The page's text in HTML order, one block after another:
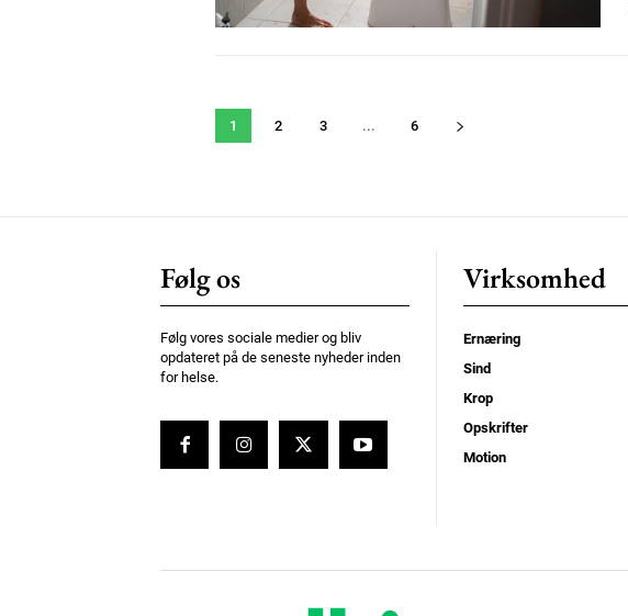
1 2 3 ... 6
Følg os
Følg vores sociale medier og bliv
opdateret på de seneste nyheder inden
for helse.
Virksomhed
Ernæring
Sind
Krop
Opskrifter
Motion